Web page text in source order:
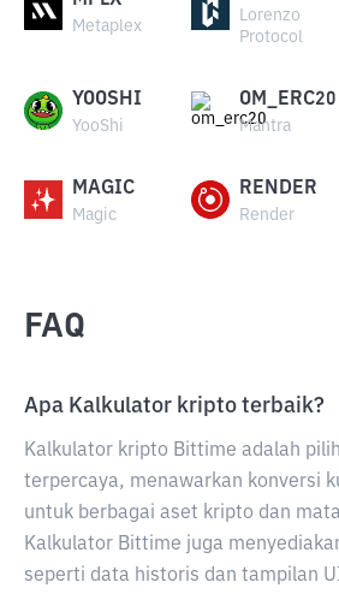
Metaplex
Lorenzo
Protocol
YOOSHI
YooShi
OM_ERC20
Mantra
MAGIC
Magic
RENDER
Render
FAQ
Apa Kalkulator kripto terbaik?
Kalkulator kripto Bittime adalah
terpercaya, menawarkan konversi
untuk berbagai aset kripto dan
Kalkulator Bittime juga
seperti data historis dan tampilan